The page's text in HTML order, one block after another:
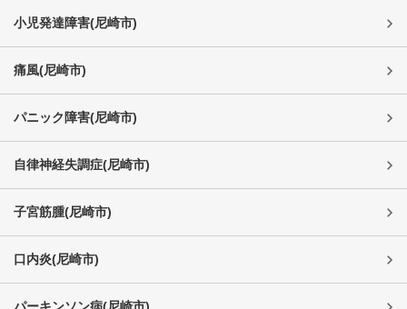
小児発達障害(尼崎市)
痛風(尼崎市)
パニック障害(尼崎市)
自律神経失調症(尼崎市)
子宮筋腫(尼崎市)
口内炎(尼崎市)
パーキンソン病(尼崎市)